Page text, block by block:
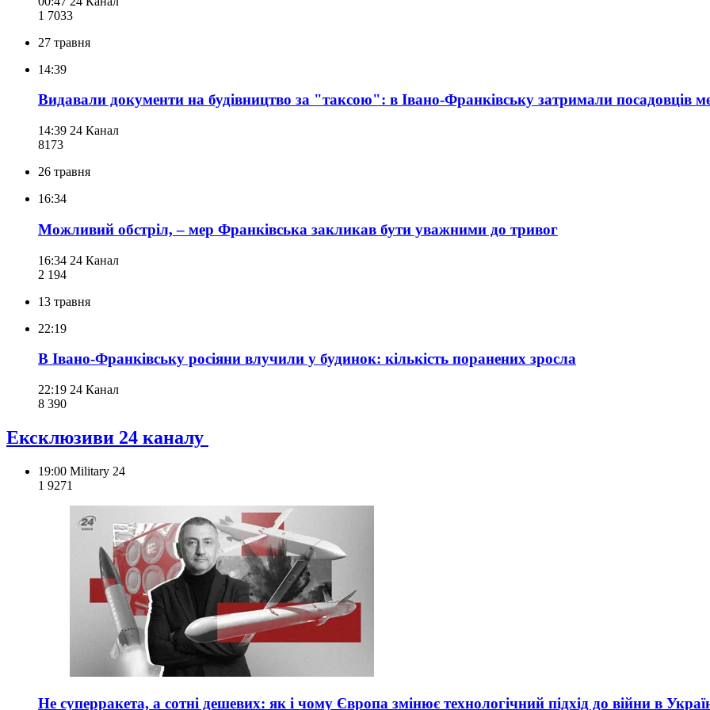
1 7033
27 травня
14:39
Видавали документи на будівництво за "таксою": в Івано-Франківську затримали посадовців
14:39 24 Канал
8173
26 травня
16:34
Можливий обстріл, – мер Франківська закликав бути уважними до тривог
16:34 24 Канал
2 194
13 травня
22:19
В Івано-Франківську росіяни влучили у будинок: кількість поранених зросла
22:19 24 Канал
8 390
Ексклюзиви 24 каналу
19:00 Military 24
1 9271
Не суперракета, а сотні дешевих: як і чому Європа змінює технологічний підхід до війни в